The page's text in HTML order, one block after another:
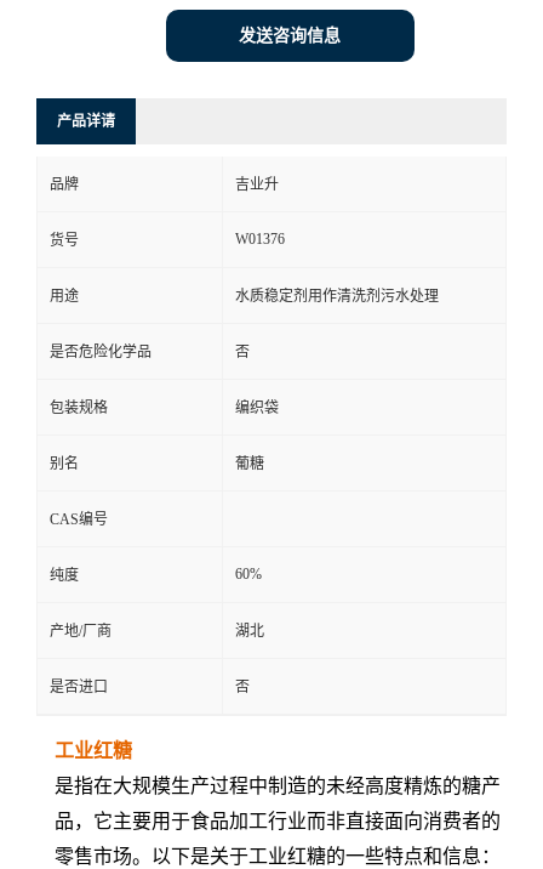
发送咨询信息
产品详请
品牌 吉业升
货号 W01376
用途 水质稳定剂用作清洗剂污水处理
是否危险化学品 否
包装规格 编织袋
别名 葡糖
CAS编号
纯度 60%
产地/厂商 湖北
是否进口 否
工业红糖
是指在大规模生产过程中制造的未经高度精炼的糖产
品，它主要用于食品加工行业而非直接面向消费者的
零售市场。以下是关于工业红糖的一些特点和信息：